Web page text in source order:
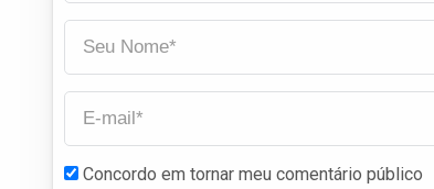
Concordo em tornar meu comentário público